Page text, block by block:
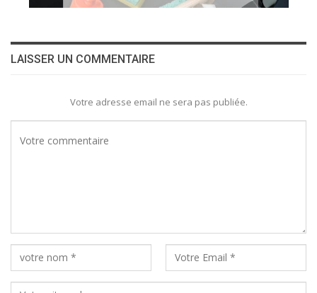
LAISSER UN COMMENTAIRE
Votre adresse email ne sera pas publiée.